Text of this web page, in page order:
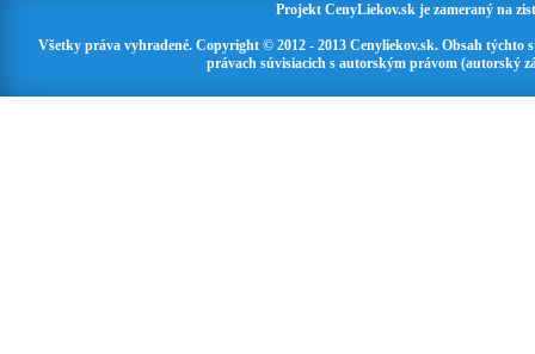
Projekt CenyLiekov.sk je zameraný na
Všetky práva vyhradené. Copyright © 2012 - 2013 Cenyliekov.sk. Obsah
právach súvisiacich s autorským právom (autorský